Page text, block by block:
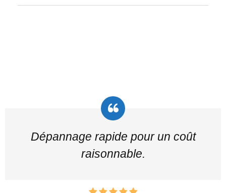
Dépannage rapide pour un coût
raisonnable.